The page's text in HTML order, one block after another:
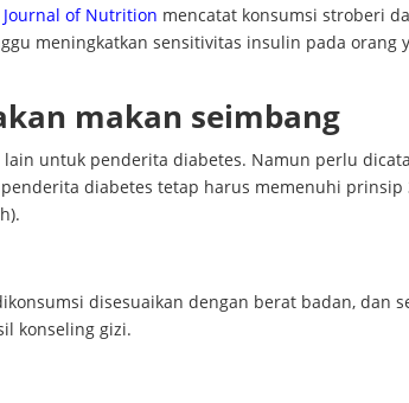
of Nutrition mencatat konsumsi stroberi
meningkatkan sensitivitas insulin pada orang
makan seimbang
lain untuk penderita diabetes. Namun perlu
diabetes tetap harus memenuhi prinsip
disesuaikan dengan berat badan, dan
konseling gizi.